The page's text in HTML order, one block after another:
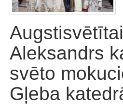
Palīdzība dievnamam
Aleksandrs
svēto
Gļeba